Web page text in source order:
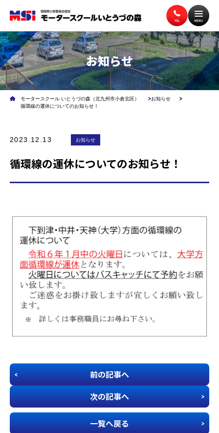
トップページ 入校案内
教習案内 講習案内
施設案内
無料送迎バス よくある質問
教習生ページ
お知らせ
モータースクール いとうづの森（北九州市小倉北区）
お知らせ
循環線の運休についてのお知らせ！
2023.12.13 お知らせ
循環線の運休についてのお知らせ！
前の記事へ
次の記事へ
一覧へ戻る